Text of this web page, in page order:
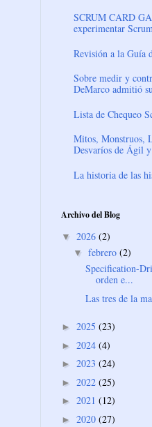
SCRUM CARD
experimentar
Revisión a la Guía
Sobre medir y
DeMarco admitió
Lista de Chequeo
Mitos, Monstruos,
Desvaríos de Ágil
La historia de las
Archivo del Blog
▼ 2026 (2)
▼ febrero (2)
Specification-
orden e...
Las tres de la
► 2025 (23)
► 2024 (4)
► 2023 (24)
► 2022 (25)
► 2021 (12)
► 2020 (27)